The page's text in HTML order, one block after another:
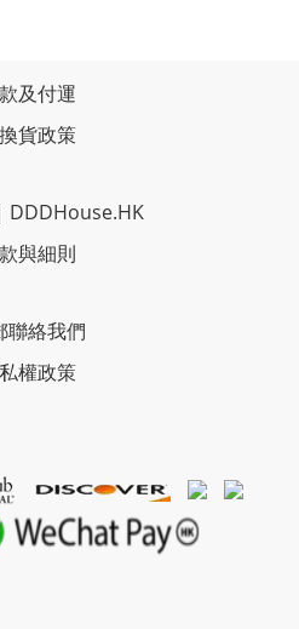
及付運
貨政策
DDDHouse.HK
與細則
聯絡我們
權政策